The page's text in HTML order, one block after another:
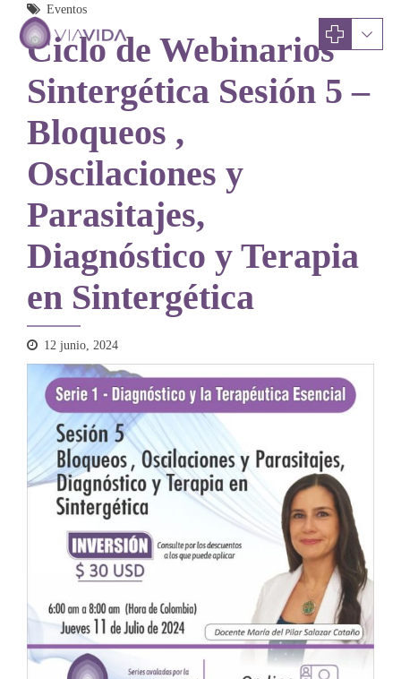
Eventos
Ciclo de Webinarios
Sintergética Sesión 5 –
Bloqueos ,
Oscilaciones y
Parasitajes,
Diagnóstico y Terapia
en Sintergética
12 junio, 2024